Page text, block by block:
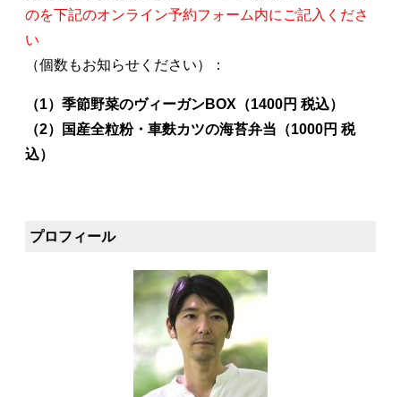
のを下記のオンライン予約フォーム内にご記入くださ
い
（個数もお知らせください）：
（1）季節野菜のヴィーガンBOX（1400円 税込）
（2）国産全粒粉・車麩カツの海苔弁当（1000円 税
込）
プロフィール